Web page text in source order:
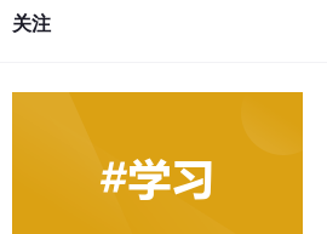
关注